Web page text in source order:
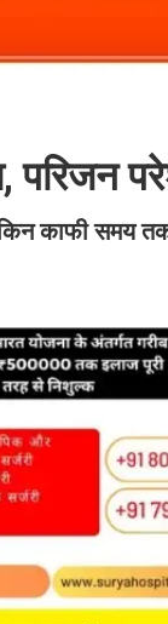
परिजन
काफी समय तक